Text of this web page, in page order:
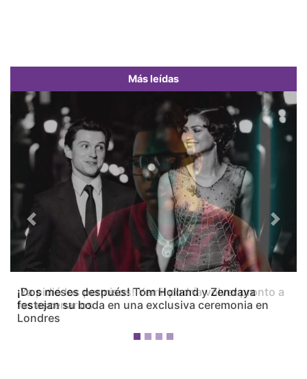
Más leídas
¡Dos meses después! Tom Holland y Zendaya
festejan su boda en una exclusiva ceremonia en
Londres
Previous Next